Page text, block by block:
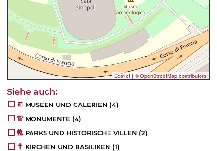
Leaflet | © OpenStreetMap contributors
MUSEEN UND GALERIEN (4)
MONUMENTE (4)
PARKS UND HISTORISCHE VILLEN (2)
KIRCHEN UND BASILIKEN (1)